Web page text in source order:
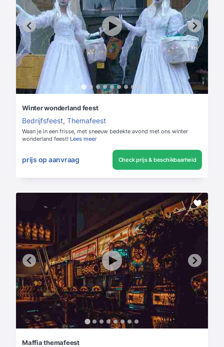
Winter wonderland feest
Bedrijfsfeest, Themafeest
Waan je in een frisse, met sneeuw bedekte avond met ons winter
wonderland feest! Lees meer
prijs op aanvraag Check prijs & beschikbaarheid
Maffia themafeest